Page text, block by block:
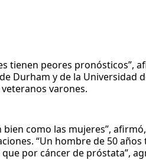
tienen peores pronósticos”,
Durham y de la
varones.
como las mujeres”,
“Un hombre de 50
por cáncer de próstata”,